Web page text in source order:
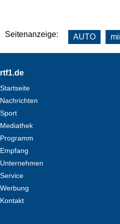
Seitenanzeige: AUTO
Footer
rtf1.de
Startseite
Nachrichten
Sport
Mediathek
Programm
Empfang
Unternehmen
Service
Werbung
Kontakt